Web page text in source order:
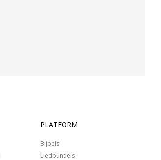
PLATFORM
Bijbels
Liedbundels